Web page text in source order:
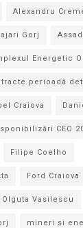
Alexandru
Gorj
Energetic
perioadă
Craiova
CEO
Filipe Coelho
Ford Craiova
Olguta Vasilescu
mineri si